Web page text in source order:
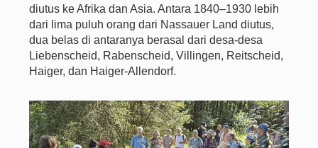
diutus ke Afrika dan Asia. Antara 1840–1930 lebih
dari lima puluh orang dari Nassauer Land diutus,
dua belas di antaranya berasal dari desa-desa
Liebenscheid, Rabenscheid, Villingen, Reitscheid,
Haiger, dan Haiger-Allendorf.